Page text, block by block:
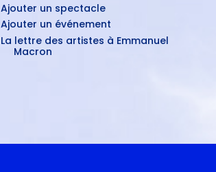
Ajouter un spectacle
Ajouter un événement
La lettre des artistes à Emmanuel
Macron